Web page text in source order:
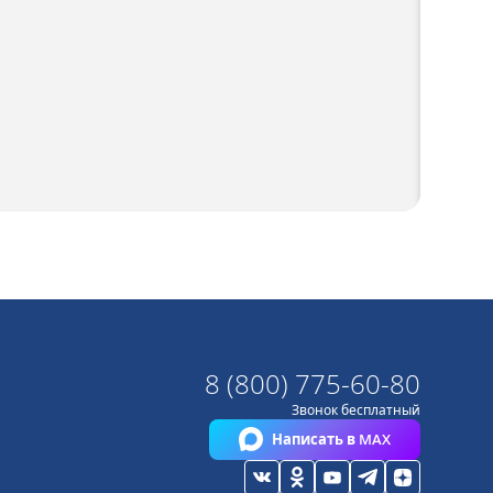
8 (800) 775-60-80
Звонок бесплатный
Написать в MAX